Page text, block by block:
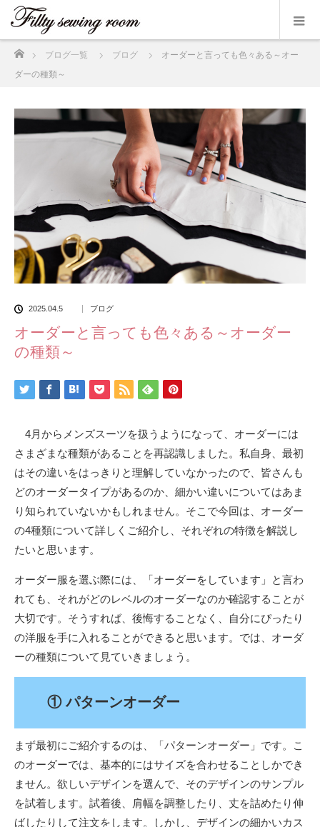
ブログ一覧 ブログ
オーダーと言っても色々ある～オー
ダーの種類～
2025.04.5 ブログ
オーダーと言っても色々ある～オーダー
の種類～
4月からメンズスーツを扱うようになって、オーダーには
さまざまな種類があることを再認識しました。私自身、最初
はその違いをはっきりと理解していなかったので、皆さんも
どのオーダータイプがあるのか、細かい違いについてはあま
り知られていないかもしれません。そこで今回は、オーダー
の4種類について詳しくご紹介し、それぞれの特徴を解説し
たいと思います。
オーダー服を選ぶ際には、「オーダーをしています」と言わ
れても、それがどのレベルのオーダーなのか確認することが
大切です。そうすれば、後悔することなく、自分にぴったり
の洋服を手に入れることができると思います。では、オーダ
ーの種類について見ていきましょう。
① パターンオーダー
まず最初にご紹介するのは、「パターンオーダー」です。こ
のオーダーでは、基本的にはサイズを合わせることしかでき
ません。欲しいデザインを選んで、そのデザインのサンプル
を試着します。試着後、肩幅を調整したり、丈を詰めたり伸
ばしたりして注文をします。しかし、デザインの細かいカス